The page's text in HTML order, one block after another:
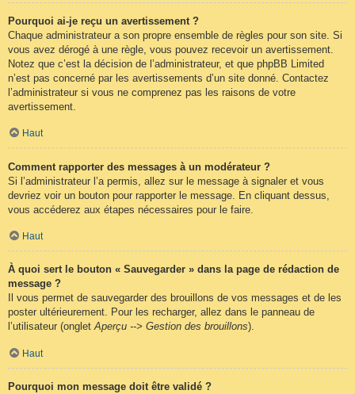
Pourquoi ai-je reçu un avertissement ?
Chaque administrateur a son propre ensemble de règles pour son site. Si
vous avez dérogé à une règle, vous pouvez recevoir un avertissement.
Notez que c’est la décision de l’administrateur, et que phpBB Limited
n’est pas concerné par les avertissements d’un site donné. Contactez
l’administrateur si vous ne comprenez pas les raisons de votre
avertissement.
Haut
Comment rapporter des messages à un modérateur ?
Si l’administrateur l’a permis, allez sur le message à signaler et vous
devriez voir un bouton pour rapporter le message. En cliquant dessus,
vous accéderez aux étapes nécessaires pour le faire.
Haut
À quoi sert le bouton « Sauvegarder » dans la page de rédaction de
message ?
Il vous permet de sauvegarder des brouillons de vos messages et de les
poster ultérieurement. Pour les recharger, allez dans le panneau de
l’utilisateur (ongletAperçu --> Gestion des brouillons).
Haut
Pourquoi mon message doit être validé ?